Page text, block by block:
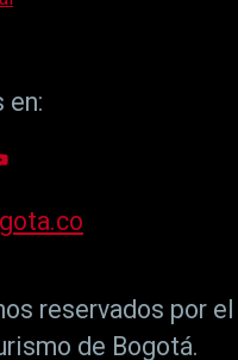
en:
reservados por el
de Bogotá.